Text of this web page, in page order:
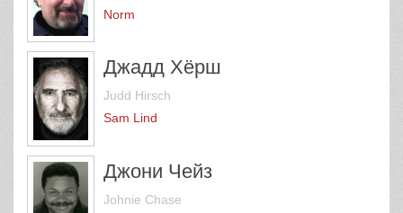
Norm
Джадд Хёрш
Judd Hirsch
Sam Lind
Джони Чейз
Johnie Chase